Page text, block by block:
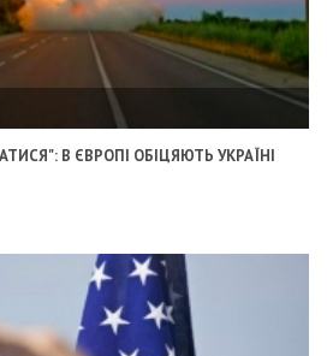
В ЄВРОПІ ОБІЦЯЮТЬ УКРАЇНІ